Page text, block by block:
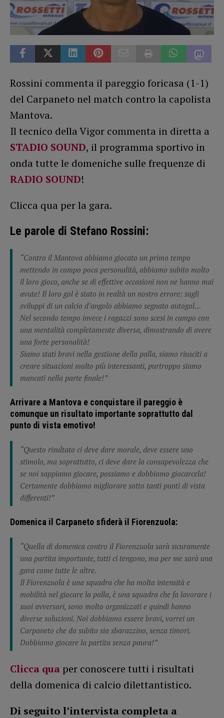
Rossini commenta il pareggio foricasa (1-1)
del Carpaneto nel match contro la capolista
Mantova.
Il tecnico della Vigor commenta in diretta a
STADIO SOUND, il programma sportivo in
onda tutte le domeniche sulle frequenze di
RADIO SOUND!
Clicca qua per la gara.
Le parole di Stefano Rossini:
“Contro il Mantova abbiamo giocato un primo tempo
mettendo in campo poca personalità, abbiamo subito molto
il loro gioco, anche se di effettive occasioni non ne hanno mai
avute! Il loro gol è stato in realtà un nostro errore: sugli
sviluppi di un calcio d’angolo abbiamo segnato autogol…
Nel secondo tempo invece i ragazzi sono scesi in campo con
una mentalità completamente diversa, dimostrando di avere
una forte personalità!
Siamo stati bravi nella gestione della palla, siamo riusciti a
creare situazioni molto più interessanti, purtroppo siamo
mancati nella parte finale!”
Arrivare a Mantova e conquistare il pareggio è
comunque un risultato importante soprattutto dal
punto di vista emotivo!
“Questo risultato ci deve dare morale, deve essere uno
stimolo, ma soprattutto, ci deve dare la consapevolezza che
se noi sappiamo giocare, possiamo e dobbiamo giocarcela!
Certamente dobbiamo migliorare sotto tanti punti di vista
differenti!”
Domenica il Carpaneto sfiderà il Fiorenzuola:
“Quella di domenica contro il Fiorenzuola sarà sicuramente
una partita importante, tutti ci tengono, ma per me sarà una
gara come tutte le altre.
Il Fiorenzuola è una squadra che ha molta intensità e
mobilità nel giocare la palla, è una squadra che fa lavorare i
suoi avversari, sono molto organizzati e quindi hanno
diverse soluzioni. Noi dobbiamo essere bravi, vorrei un
Carpaneto che da subito sia sbarazzino, senza timori.
Dobbiamo giocare la partita senza paura!”
Clicca qua per conoscere tutti i risultati
della domenica di calcio dilettantistico.
Di seguito l’intervista completa a